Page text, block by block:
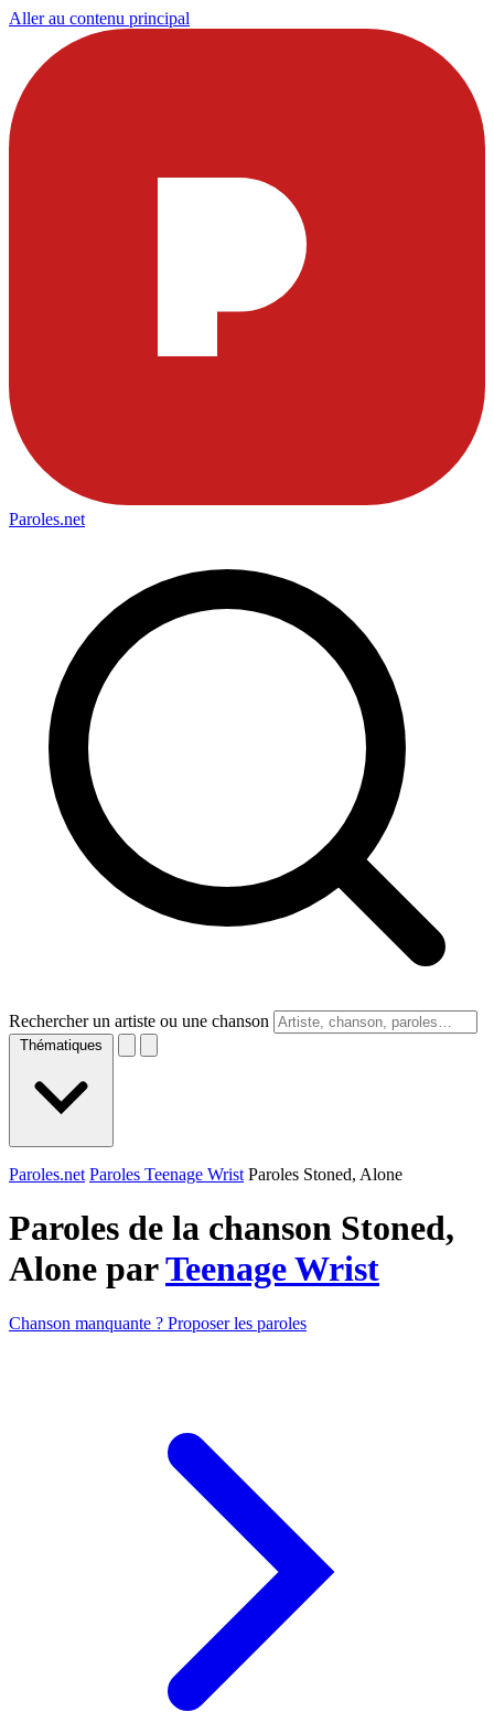
Aller au contenu principal
Paroles.net
Rechercher un artiste ou une chanson
Thématiques
Paroles.net Paroles Teenage Wrist Paroles Stoned, Alone
Paroles de la chanson Stoned,
Alone parTeenage Wrist
Chanson manquante ? Proposer les paroles